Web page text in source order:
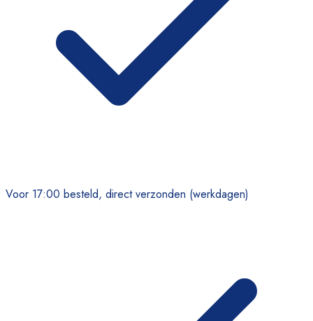
Voor 17:00 besteld, direct verzonden (werkdagen)